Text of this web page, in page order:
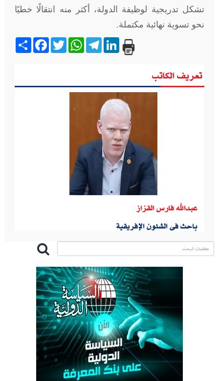
تشكل تدريجية لوظيفة الدولة، أكثر منه انتقالًا خطيًا
نحو تسوية نهائية مكتملة.
Share
FacebookTwitter
WhatsApp
Telegram
LinkedIn
تعريف الكاتب
عبدالله فارس القزاز
باحث فى الشئون الإفريقية